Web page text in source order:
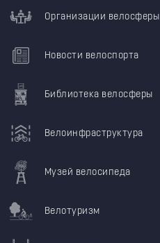
Организации велосферы
Новости велоспорта
Библиотека велосферы
Велоинфраструктура
Музей велосипеда
Велотуризм